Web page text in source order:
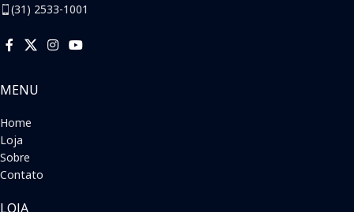
(31) 2533-1001
MENU
Home
Loja
Sobre
Contato
LOJA